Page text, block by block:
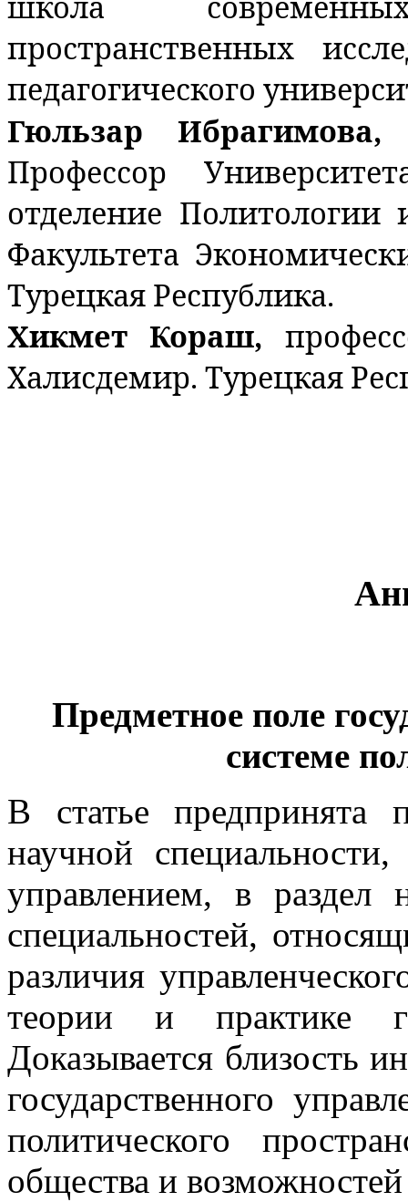
пространственных
педагогического
Гюльзар Ибрагимова,
Профессор
отделение
Факультета
Турецкая Республика.
Хикмет Кораш,
Халисдемир. Турецкая
Предметное поле
системе
В статье предпринята
научной
управлением, в раздел
специальностей,
различия
теории и практике
Доказывается близость
государственного
политического
общества и возможностей